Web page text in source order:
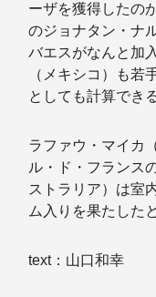
ーザを獲得したの
のジョナタン・ナ
バエスがなんと加
（メキシコ）も若
としても計算でき
ラファウ・マイカ
ル・ド・フランス
ストラリア）は室
ム入りを果たした
text：山口和幸